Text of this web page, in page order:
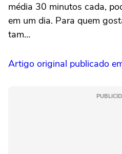
média 30 minutos cada,
em um dia. Para quem
tam…
Artigo original publicado